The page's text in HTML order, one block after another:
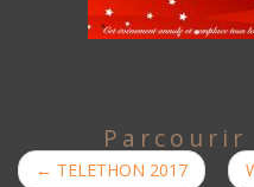
← TELETHON 2017